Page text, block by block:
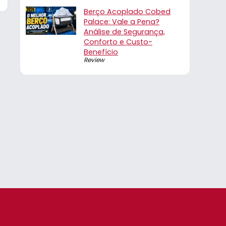
Berço Acoplado Cobed
Palace: Vale a Pena?
Análise de Segurança,
Conforto e Custo-
Benefício
Review